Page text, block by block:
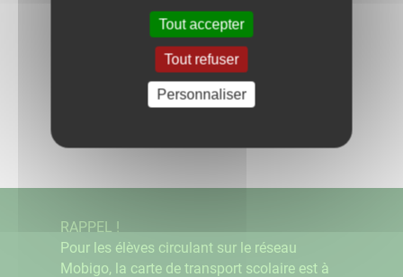
Retour aux actualités
RAPPEL !
Pour les élèves circulant sur le réseau
Mobigo, la carte de transport scolaire est à
Tout accepter
Tout refuser
Personnaliser